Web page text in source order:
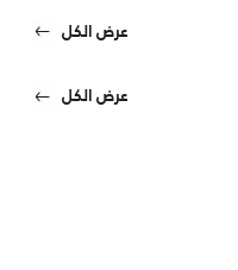
عرض الكل
عرض الكل